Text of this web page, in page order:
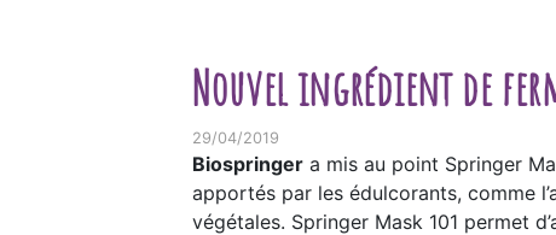
Nouvel ingrédient de
29/04/2019
Biospringer a mis au point Springer
apportés par les édulcorants, comme
végétales. Springer Mask 101 permet